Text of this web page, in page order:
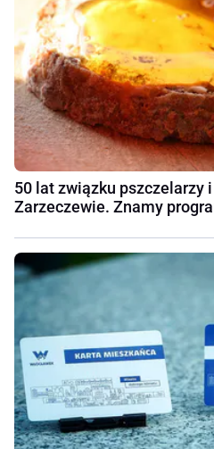
50 lat związku pszczelarzy
Zarzeczewie. Znamy